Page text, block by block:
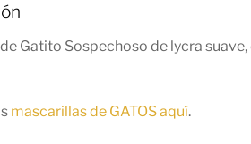
Gatito Sospechoso de lycra
mascarillas de GATOS aquí.